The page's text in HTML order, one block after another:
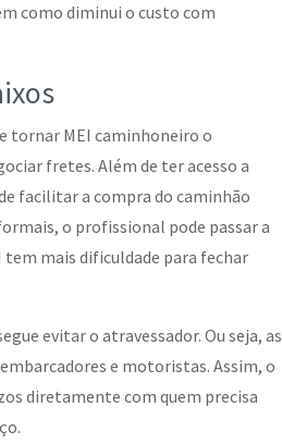
como diminui o custo com
tornar MEI caminhoneiro o
fretes. Além de ter acesso a
facilitar a compra do caminhão
o profissional pode passar a
mais dificuldade para fechar
evitar o atravessador. Ou seja, as
e motoristas. Assim, o
diretamente com quem precisa